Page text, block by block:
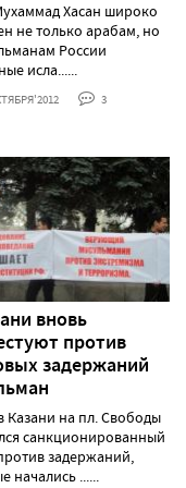
Хасан широко
не только арабам, но
России
исла......
3
вновь
против
задержаний
Казани на пл. Свободы
санкционированный
задержаний,
начались ......